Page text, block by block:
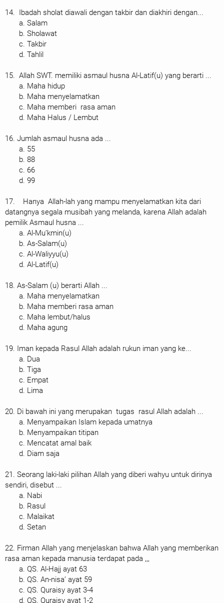
14. Ibadah sholat diawali dengan takbir dan diakhiri dengan...
a. Salam
b. Sholawat
c. Takbir
d. Tahlil
15. Allah SWT. memiliki asmaul husna Al-Latif(u) yang berarti ...
a. Maha hidup
b. Maha menyelamatkan
c. Maha memberi rasa aman
d. Maha Halus / Lembut
16. Jumlah asmaul husna ada ...
a. 55
b. 88
c. 66
d. 99
17. Hanya Allah-lah yang mampu menyelamatkan kita dari
datangnya segala musibah yang melanda, karena Allah adalah
pemilik Asmaul husna ...
a. Al-Mu’kmin(u)
b. As-Salam(u)
c. Al-Waliyyu(u)
d. Al-Latif(u)
18. As-Salam (u) berarti Allah ...
a. Maha menyelamatkan
b. Maha memberi rasa aman
c. Maha lembut/halus
d. Maha agung
19. Iman kepada Rasul Allah adalah rukun iman yang ke...
a. Dua
b. Tiga
c. Empat
d. Lima
20. Di bawah ini yang merupakan tugas rasul Allah adalah ...
a. Menyampaikan Islam kepada umatnya
b. Menyampaikan titipan
c. Mencatat amal baik
d. Diam saja
21. Seorang laki-laki pilihan Allah yang diberi wahyu untuk dirinya
sendiri, disebut ...
a. Nabi
b. Rasul
c. Malaikat
d. Setan
22. Firman Allah yang menjelaskan bahwa Allah yang memberikan
rasa aman kepada manusia terdapat pada ,,,
a. QS. Al-Hajj ayat 63
b. QS. An-nisa’ ayat 59
c. QS. Quraisy ayat 3-4
d. QS. Quraisy ayat 1-2